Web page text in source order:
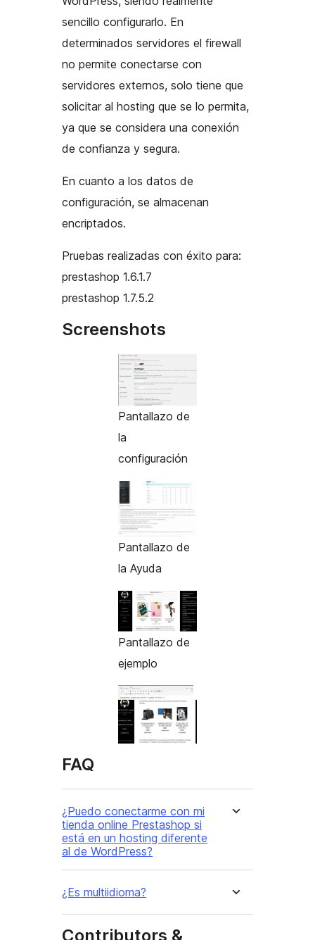
sencillo configurarlo. En
determinados servidores el firewall
no permite conectarse con
servidores externos, solo tiene que
solicitar al hosting que se lo permita,
ya que se considera una conexión
de confianza y segura.
En cuanto a los datos de
configuración, se almacenan
encriptados.
Pruebas realizadas con éxito para:
prestashop 1.6.1.7
prestashop 1.7.5.2
Screenshots
Pantallazo de
la
configuración
Pantallazo de
la Ayuda
Pantallazo de
ejemplo
FAQ
¿Puedo conectarme con mi
tienda online Prestashop si
está en un hosting diferente
al de WordPress?
¿Es multiidioma?
Contributors &